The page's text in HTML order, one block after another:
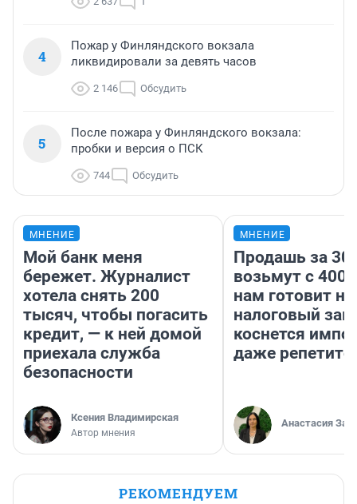
4
Пожар у Финляндского вокзала
ликвидировали за девять часов
2 146 Обсудить
5
После пожара у Финляндского вокзала:
пробки и версия о ПСК
744 Обсудить
МНЕНИЕ
Мой банк меня
бережет. Журналист
хотела снять 200
тысяч, чтобы погасить
кредит, — к ней домой
приехала служба
безопасности
Ксения Владимирская
Автор мнения
МНЕНИЕ
Продашь за
возьмут с
нам готовит
налоговый
коснется
даже
Анастасия
РЕКОМЕНДУЕМ